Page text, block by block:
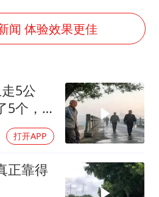
开新局 实干挑大梁
闻 体验效果更佳
5公
5个，
打开APP
正靠得